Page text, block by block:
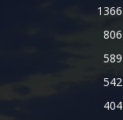
1366
806
589
542
404